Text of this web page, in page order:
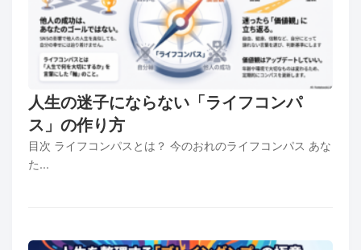
人生の迷子にならない「ライフコンパ
ス」の作り方
目次 ライフコンパスとは？ 今のおれのライフコンパス あな
た...